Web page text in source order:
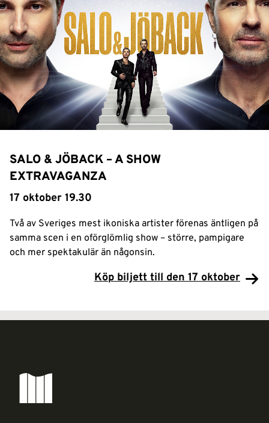
SALO & JÖBACK – A SHOW
EXTRAVAGANZA
17 oktober 19.30
Två av Sveriges mest ikoniska artister förenas äntligen på
samma scen i en oförglömlig show – större, pampigare
och mer spektakulär än någonsin.
Köp biljett till den 17 oktober